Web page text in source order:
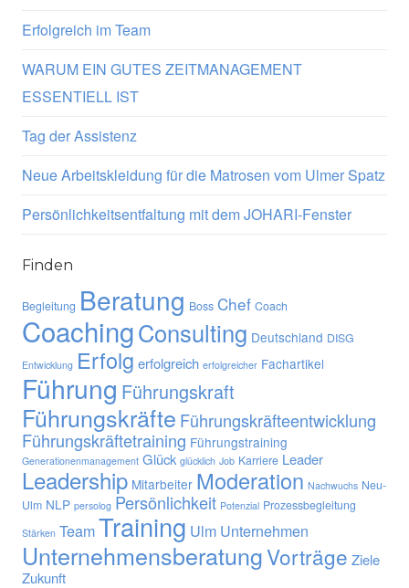
Erfolgreich im Team
WARUM EIN GUTES ZEITMANAGEMENT
ESSENTIELL IST
Tag der Assistenz
Neue Arbeitskleidung für die Matrosen vom Ulmer Spatz
Persönlichkeitsentfaltung mit dem JOHARI-Fenster
Finden
Begleitung Beratung Boss Chef Coach
CoachingConsulting Deutschland DISG
Entwicklung Erfolg erfolgreich erfolgreicher Fachartikel
Führung Führungskraft
Führungskräfte Führungskräfteentwicklung
Führungskräftetraining Führungstraining
Generationenmanagement Glück glücklich Job Karriere Leader
Leadership Mitarbeiter Moderation Nachwuchs Neu-
Ulm NLP persolog Persönlichkeit Potenzial Prozessbegleitung
Stärken TeamTraining Ulm Unternehmen
UnternehmensberatungVorträge Ziele
Zukunft